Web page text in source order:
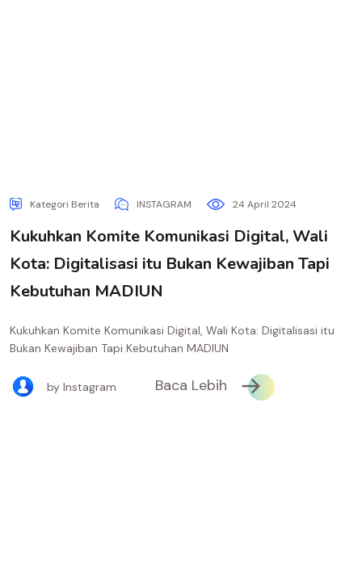
Kategori Berita INSTAGRAM 24 April 2024
Kukuhkan Komite Komunikasi Digital, Wali
Kota: Digitalisasi itu Bukan Kewajiban Tapi
Kebutuhan MADIUN
Kukuhkan Komite Komunikasi Digital, Wali Kota: Digitalisasi itu
Bukan Kewajiban Tapi Kebutuhan MADIUN
by Instagram Baca Lebih